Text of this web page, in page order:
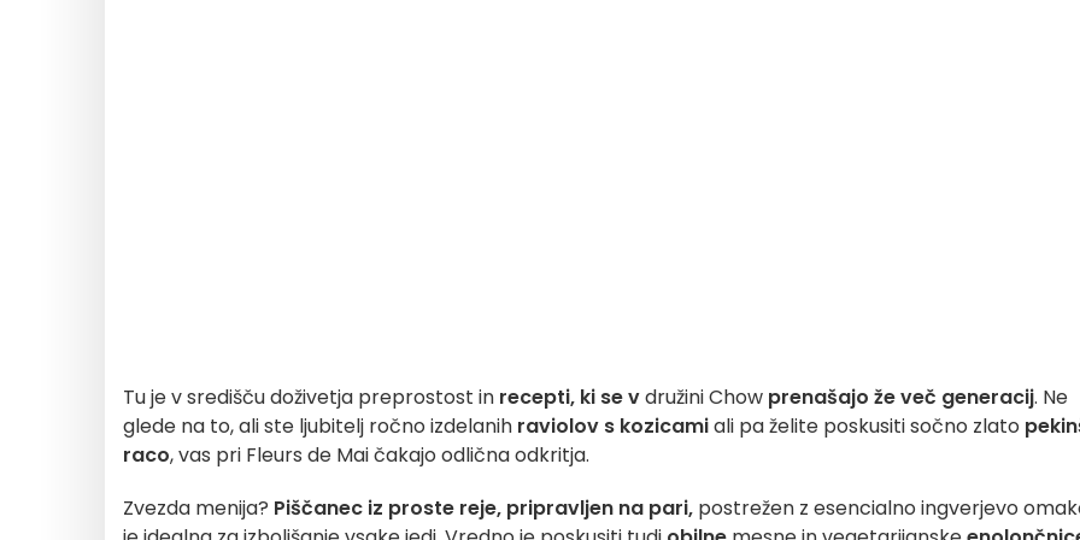
Tu je v središču doživetja preprostost in recepti, ki se vdružini Chow prenašajo že več generacij. Ne
glede na to, ali ste ljubitelj ročno izdelanih raviolov s kozicamiali pa želite poskusiti sočno zlato
raco, vas pri Fleurs de Mai čakajo odlična odkritja.
Zvezda menija? Piščanec iz proste reje, pripravljen na pari, postrežen z esencialno ingverjevo